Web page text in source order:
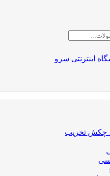
چکش تخریب